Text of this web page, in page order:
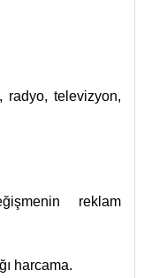
radyo, televizyon,
reklam
harcama.